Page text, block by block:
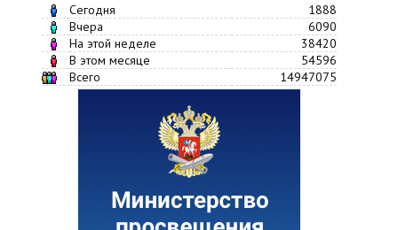
Сегодня
1888
Вчера
6090
На этой неделе
38420
В этом месяце
54596
Всего
14947075